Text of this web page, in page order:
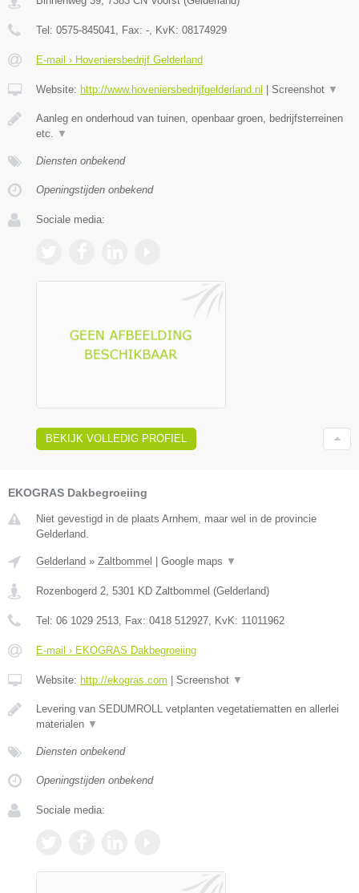
Tel: 0575-845041, Fax: -, KvK: 08174929
E-mail › Hoveniersbedrijf Gelderland
Website: http://www.hoveniersbedrijfgelderland.nl Screenshot ▼
Aanleg en onderhoud van tuinen, openbaar groen, bedrijfsterreinen
etc. ▼
Diensten onbekend
Openingstijden onbekend
Sociale media:
BEKIJK VOLLEDIG PROFIEL
EKOGRAS Dakbegroeiing
Niet gevestigd in de plaats Arnhem, maar wel in de provincie
Gelderland.
Gelderland » Zaltbommel Google maps ▼
Rozenbogerd 2 5301 KD Zaltbommel (Gelderland)
Tel: 06 1029 2513 , Fax: 0418 512927 , KvK: 11011962
E-mail › EKOGRAS Dakbegroeiing
Website: http://ekogras.com Screenshot ▼
Levering van SEDUMROLL vetplanten vegetatiematten en allerlei
materialen ▼
Diensten onbekend
Openingstijden onbekend
Sociale media: